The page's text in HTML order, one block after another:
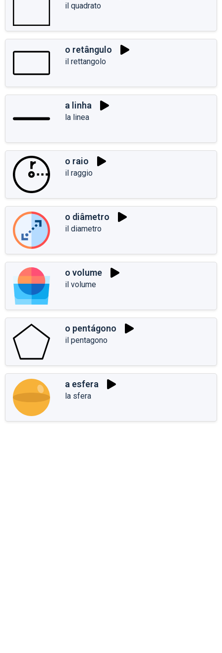
il quadrato
o retângulo
il rettangolo
a linha
la linea
o raio
il raggio
o diâmetro
il diametro
o volume
il volume
o pentágono
il pentagono
a esfera
la sfera